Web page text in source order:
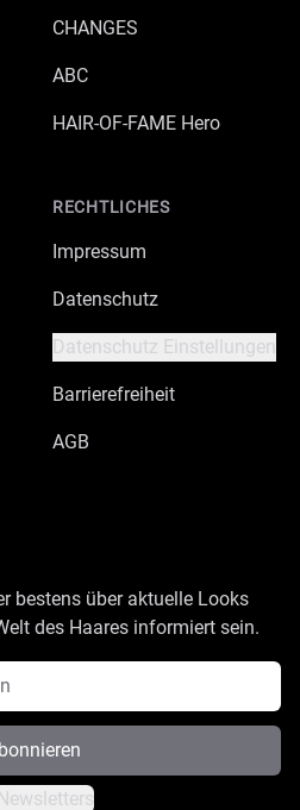
CHANGES
ABC
HAIR-OF-FAME Hero
RECHTLICHES
Impressum
Datenschutz
Datenschutz Einstellungen
Barrierefreiheit
AGB
bestens über aktuelle Looks
des Haares informiert sein.